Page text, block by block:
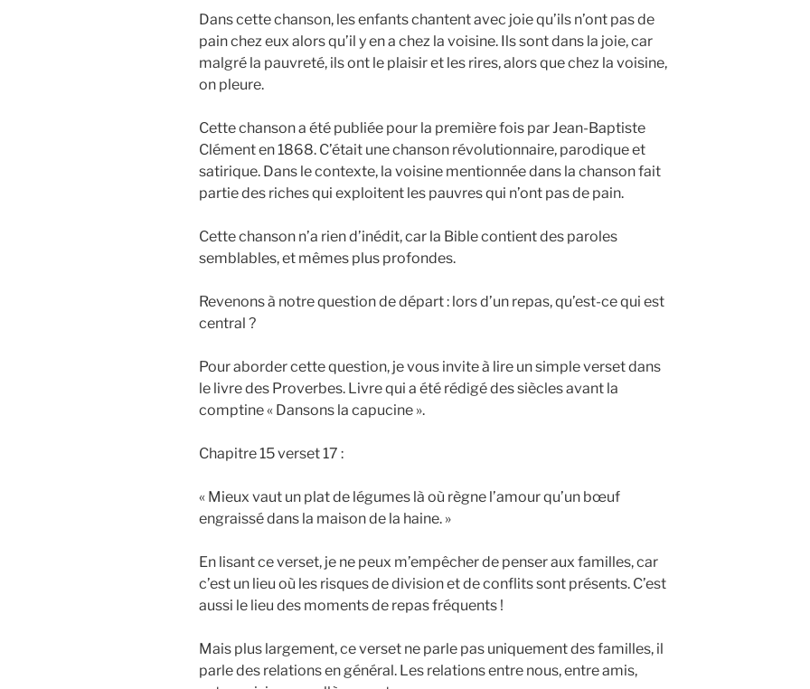
Dans cette chanson, les enfants chantent avec joie qu’ils n’ont pas de
pain chez eux alors qu’il y en a chez la voisine. Ils sont dans la joie, car
malgré la pauvreté, ils ont le plaisir et les rires, alors que chez la voisine,
on pleure.
Cette chanson a été publiée pour la première fois par Jean-Baptiste
Clément en 1868. C’était une chanson révolutionnaire, parodique et
satirique. Dans le contexte, la voisine mentionnée dans la chanson fait
partie des riches qui exploitent les pauvres qui n’ont pas de pain.
Cette chanson n’a rien d’inédit, car la Bible contient des paroles
semblables, et mêmes plus profondes.
Revenons à notre question de départ : lors d’un repas, qu’est-ce qui est
central ?
Pour aborder cette question, je vous invite à lire un simple verset dans
le livre des Proverbes. Livre qui a été rédigé des siècles avant la
comptine « Dansons la capucine ».
Chapitre 15 verset 17 :
« Mieux vaut un plat de légumes là où règne l’amour qu’un bœuf
engraissé dans la maison de la haine. »
En lisant ce verset, je ne peux m’empêcher de penser aux familles, car
c’est un lieu où les risques de division et de conflits sont présents. C’est
aussi le lieu des moments de repas fréquents !
Mais plus largement, ce verset ne parle pas uniquement des familles, il
parle des relations en général. Les relations entre nous, entre amis,